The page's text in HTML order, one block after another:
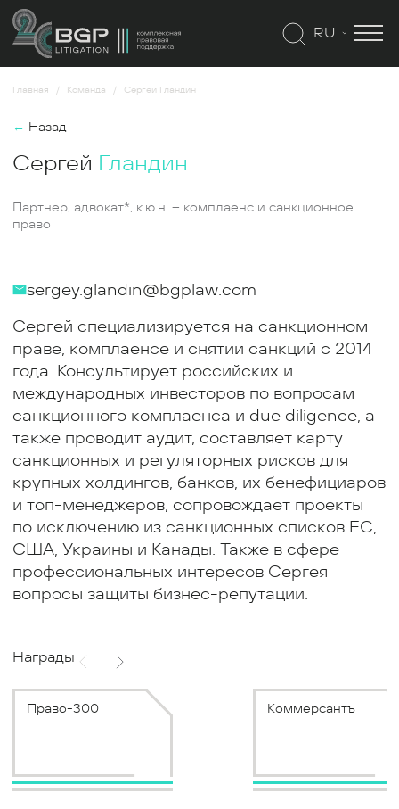
RU
Главная Команда Сергей Гландин
← Назад
Сергей Гландин
Партнер, адвокат*, к.ю.н. – комплаенс и санкционное
право
sergey.glandin@bgplaw.com
Сергей специализируется на санкционном
праве, комплаенсе и снятии санкций с 2014
года. Консультирует российских и
международных инвесторов по вопросам
санкционного комплаенса и due diligence, а
также проводит аудит, составляет карту
санкционных и регуляторных рисков для
крупных холдингов, банков, их бенефициаров
и топ-менеджеров, сопровождает проекты
по исключению из санкционных списков ЕС,
США, Украины и Канады. Также в сфере
профессиональных интересов Сергея
вопросы защиты бизнес-репутации.
Награды
Право-300 Коммерсантъ